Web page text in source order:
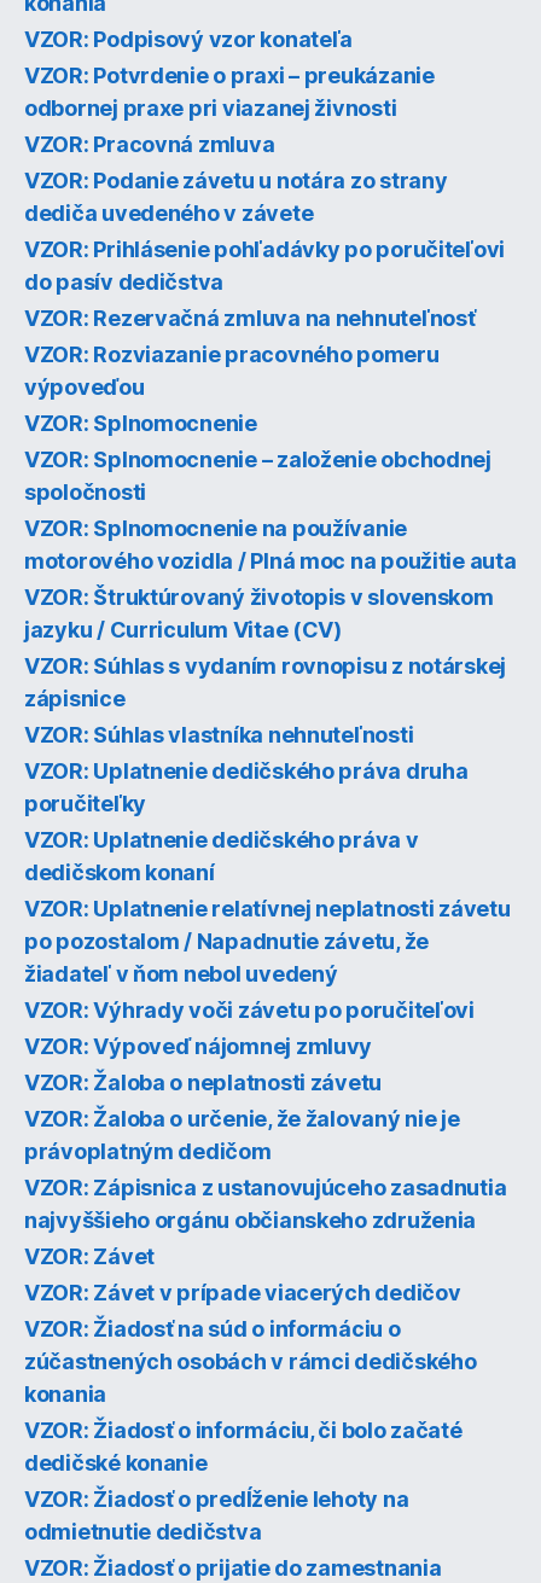
VZOR: Podpisový vzor konateľa
VZOR: Potvrdenie o praxi – preukázanie
odbornej praxe pri viazanej živnosti
VZOR: Pracovná zmluva
VZOR: Podanie závetu u notára zo strany
dediča uvedeného v závete
VZOR: Prihlásenie pohľadávky po poručiteľovi
do pasív dedičstva
VZOR: Rezervačná zmluva na nehnuteľnosť
VZOR: Rozviazanie pracovného pomeru
výpoveďou
VZOR: Splnomocnenie
VZOR: Splnomocnenie – založenie obchodnej
spoločnosti
VZOR: Splnomocnenie na používanie
motorového vozidla / Plná moc na použitie auta
VZOR: Štruktúrovaný životopis v slovenskom
jazyku / Curriculum Vitae (CV)
VZOR: Súhlas s vydaním rovnopisu z notárskej
zápisnice
VZOR: Súhlas vlastníka nehnuteľnosti
VZOR: Uplatnenie dedičského práva druha
poručiteľky
VZOR: Uplatnenie dedičského práva v
dedičskom konaní
VZOR: Uplatnenie relatívnej neplatnosti závetu
po pozostalom / Napadnutie závetu, že
žiadateľ v ňom nebol uvedený
VZOR: Výhrady voči závetu po poručiteľovi
VZOR: Výpoveď nájomnej zmluvy
VZOR: Žaloba o neplatnosti závetu
VZOR: Žaloba o určenie, že žalovaný nie je
právoplatným dedičom
VZOR: Zápisnica z ustanovujúceho zasadnutia
najvyššieho orgánu občianskeho združenia
VZOR: Závet
VZOR: Závet v prípade viacerých dedičov
VZOR: Žiadosť na súd o informáciu o
zúčastnených osobách v rámci dedičského
konania
VZOR: Žiadosť o informáciu, či bolo začaté
dedičské konanie
VZOR: Žiadosť o predĺženie lehoty na
odmietnutie dedičstva
VZOR: Žiadosť o prijatie do zamestnania